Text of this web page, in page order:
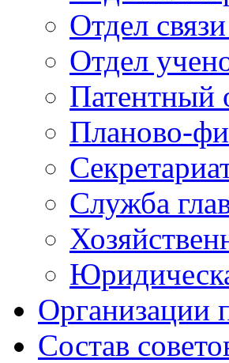
Отдел
Отдел
Патентный
Планово-
Служба
Состав